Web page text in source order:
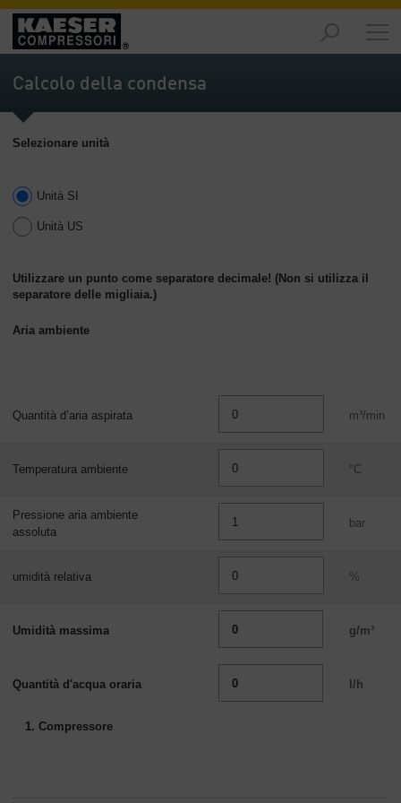
Prodotti
-
Riepilogo
-
Servizi
-
Riepilogo
Impresa
-
Calcolo della condensa
Selezionare unità
Unità SI
Unità US
Utilizzare un punto come separatore decimale! (Non si utilizza il
separatore delle migliaia.)
Aria ambiente
Quantità d’aria aspirata m³/min
Temperatura ambiente °C
Pressione aria ambiente
assoluta
bar
umidità relativa %
Umidità massima g/m³
Quantità d'acqua oraria l/h
1. Compressore